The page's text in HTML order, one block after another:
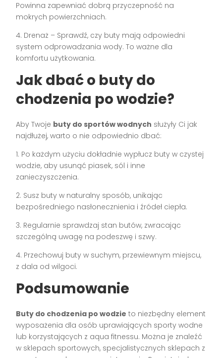
Powinna zapewniać dobrą przyczepność na
mokrych powierzchniach.
4. Drenaż – Sprawdź, czy buty mają odpowiedni
system odprowadzania wody. To ważne dla
komfortu użytkowania.
Jak dbać o buty do
chodzenia po wodzie?
Aby Twoje buty do sportów wodnych służyły Ci jak
najdłużej, warto o nie odpowiednio dbać:
1. Po każdym użyciu dokładnie wypłucz buty w czystej
wodzie, aby usunąć piasek, sól i inne
zanieczyszczenia.
2. Susz buty w naturalny sposób, unikając
bezpośredniego nasłonecznienia i źródeł ciepła.
3. Regularnie sprawdzaj stan butów, zwracając
szczególną uwagę na podeszwę i szwy.
4. Przechowuj buty w suchym, przewiewnym miejscu,
z dala od wilgoci.
Podsumowanie
Buty do chodzenia po wodzie to niezbędny element
wyposażenia dla osób uprawiających sporty wodne
lub korzystających z aqua fitnessu. Można je znaleźć
w sklepach sportowych, specjalistycznych sklepach z